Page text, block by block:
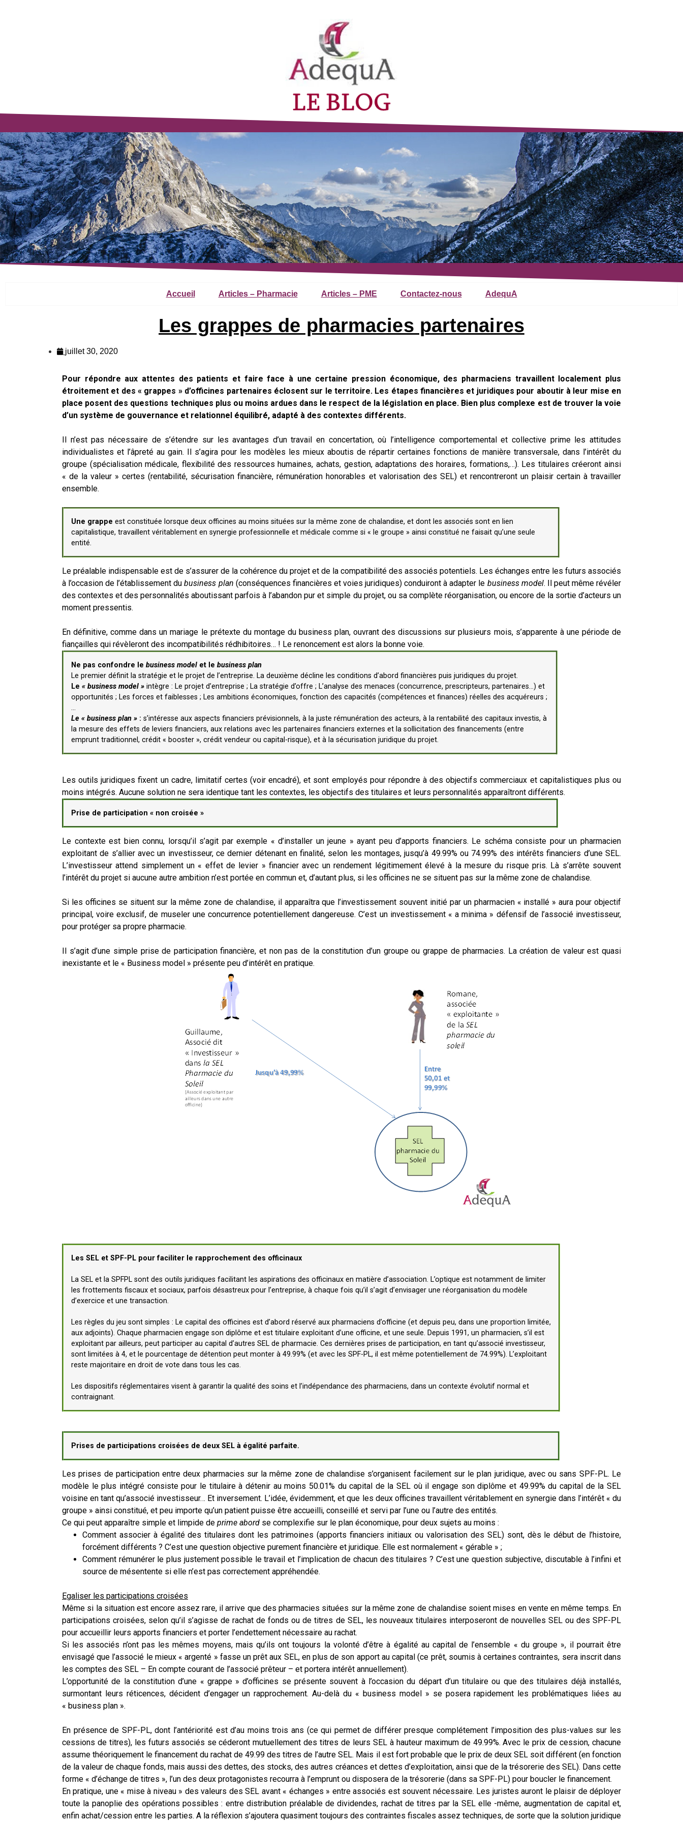
Accueil Articles – Pharmacie Articles – PME Contactez-nous AdequA
Les grappes de pharmacies partenaires
juillet 30, 2020
Pour répondre aux attentes des patients et faire face à une certaine pression économique, des pharmaciens travaillent localement plus
étroitement et des « grappes » d’officines partenaires éclosent sur le territoire. Les étapes financières et juridiques pour aboutir à leur mise en
place posent des questions techniques plus ou moins ardues dans le respect de la législation en place. Bien plus complexe est de trouver la voie
d’un système de gouvernance et relationnel équilibré, adapté à des contextes différents.
Il n’est pas nécessaire de s’étendre sur les avantages d’un travail en concertation, où l’intelligence comportemental et collective prime les attitudes
individualistes et l’âpreté au gain. Il s’agira pour les modèles les mieux aboutis de répartir certaines fonctions de manière transversale, dans l’intérêt du
groupe (spécialisation médicale, flexibilité des ressources humaines, achats, gestion, adaptations des horaires, formations,…). Les titulaires créeront ainsi
« de la valeur » certes (rentabilité, sécurisation financière, rémunération honorables et valorisation des SEL) et rencontreront un plaisir certain à travailler
ensemble.
Une grappe est constituée lorsque deux officines au moins situées sur la même zone de chalandise, et dont les associés sont en lien
capitalistique, travaillent véritablement en synergie professionnelle et médicale comme si « le groupe » ainsi constitué ne faisait qu’une seule
entité.
Le préalable indispensable est de s’assurer de la cohérence du projet et de la compatibilité des associés potentiels. Les échanges entre les futurs associés
à l’occasion de l’établissement dubusiness plan (conséquences financières et voies juridiques) conduiront à adapter le business model. Il peut même révéler
des contextes et des personnalités aboutissant parfois à l’abandon pur et simple du projet, ou sa complète réorganisation, ou encore de la sortie d’acteurs un
moment pressentis.
En définitive, comme dans un mariage le prétexte du montage du business plan, ouvrant des discussions sur plusieurs mois, s’apparente à une période de
fiançailles qui révèleront des incompatibilités rédhibitoires… ! Le renoncement est alors la bonne voie.
Ne pas confondre le business model et le business plan
Le premier définit la stratégie et le projet de l’entreprise. La deuxième décline les conditions d’abord financières puis juridiques du projet.
Le « business model » intègre : Le projet d’entreprise ; La stratégie d’offre ; L’analyse des menaces (concurrence, prescripteurs, partenaires…) et
opportunités ; Les forces et faiblesses ; Les ambitions économiques, fonction des capacités (compétences et finances) réelles des acquéreurs ;
…
Le « business plan » : s’intéresse aux aspects financiers prévisionnels, à la juste rémunération des acteurs, à la rentabilité des capitaux investis, à
la mesure des effets de leviers financiers, aux relations avec les partenaires financiers externes et la sollicitation des financements (entre
emprunt traditionnel, crédit « booster », crédit vendeur ou capital-risque), et à la sécurisation juridique du projet.
Les outils juridiques fixent un cadre, limitatif certes (voir encadré), et sont employés pour répondre à des objectifs commerciaux et capitalistiques plus ou
moins intégrés. Aucune solution ne sera identique tant les contextes, les objectifs des titulaires et leurs personnalités apparaîtront différents.
Prise de participation « non croisée »
Le contexte est bien connu, lorsqu’il s’agit par exemple « d’installer un jeune » ayant peu d’apports financiers. Le schéma consiste pour un pharmacien
exploitant de s’allier avec un investisseur, ce dernier détenant en finalité, selon les montages, jusqu’à 49.99% ou 74.99% des intérêts financiers d’une SEL.
L’investisseur attend simplement un « effet de levier » financier avec un rendement légitimement élevé à la mesure du risque pris. Là s’arrête souvent
l’intérêt du projet si aucune autre ambition n’est portée en commun et, d’autant plus, si les officines ne se situent pas sur la même zone de chalandise.
Si les officines se situent sur la même zone de chalandise, il apparaîtra que l’investissement souvent initié par un pharmacien « installé » aura pour objectif
principal, voire exclusif, de museler une concurrence potentiellement dangereuse. C’est un investissement « a minima » défensif de l’associé investisseur,
pour protéger sa propre pharmacie.
Il s’agit d’une simple prise de participation financière, et non pas de la constitution d’un groupe ou grappe de pharmacies. La création de valeur est quasi
inexistante et le « Business model » présente peu d’intérêt en pratique.
Les SEL et SPF-PL pour faciliter le rapprochement des officinaux
La SEL et la SPFPL sont des outils juridiques facilitant les aspirations des officinaux en matière d’association. L’optique est notamment de limiter
les frottements fiscaux et sociaux, parfois désastreux pour l’entreprise, à chaque fois qu’il s’agit d’envisager une réorganisation du modèle
d’exercice et une transaction.
Les règles du jeu sont simples : Le capital des officines est d’abord réservé aux pharmaciens d’officine (et depuis peu, dans une proportion limitée,
aux adjoints). Chaque pharmacien engage son diplôme et est titulaire exploitant d’une officine, et une seule. Depuis 1991, un pharmacien, s’il est
exploitant par ailleurs, peut participer au capital d’autres SEL de pharmacie. Ces dernières prises de participation, en tant qu’associé investisseur,
sont limitées à 4, et le pourcentage de détention peut monter à 49.99% (et avec les SPF-PL, il est même potentiellement de 74.99%). L’exploitant
reste majoritaire en droit de vote dans tous les cas.
Les dispositifs réglementaires visent à garantir la qualité des soins et l’indépendance des pharmaciens, dans un contexte évolutif normal et
contraignant.
Prises de participations croisées de deux SEL à égalité parfaite.
Les prises de participation entre deux pharmacies sur la même zone de chalandise s’organisent facilement sur le plan juridique, avec ou sans SPF-PL. Le
modèle le plus intégré consiste pour le titulaire à détenir au moins 50.01% du capital de la SEL où il engage son diplôme et 49.99% du capital de la SEL
voisine en tant qu’associé investisseur… Et inversement. L’idée, évidemment, et que les deux officines travaillent véritablement en synergie dans l’intérêt « du
groupe » ainsi constitué, et peu importe qu’un patient puisse être accueilli, conseillé et servi par l’une ou l’autre des entités.
Ce qui peut apparaître simple et limpide de prime abord se complexifie sur le plan économique, pour deux sujets au moins :
Comment associer à égalité des titulaires dont les patrimoines (apports financiers initiaux ou valorisation des SEL) sont, dès le début de l’histoire,
forcément différents ? C’est une question objective purement financière et juridique. Elle est normalement « gérable » ;
Comment rémunérer le plus justement possible le travail et l’implication de chacun des titulaires ? C’est une question subjective, discutable à l’infini et
source de mésentente si elle n’est pas correctement appréhendée.
Egaliser les participations croisées
Même si la situation est encore assez rare, il arrive que des pharmacies situées sur la même zone de chalandise soient mises en vente en même temps. En
participations croisées, selon qu’il s’agisse de rachat de fonds ou de titres de SEL, les nouveaux titulaires interposeront de nouvelles SEL ou des SPF-PL
pour accueillir leurs apports financiers et porter l’endettement nécessaire au rachat.
Si les associés n’ont pas les mêmes moyens, mais qu’ils ont toujours la volonté d’être à égalité au capital de l’ensemble « du groupe », il pourrait être
envisagé que l’associé le mieux « argenté » fasse un prêt aux SEL, en plus de son apport au capital (ce prêt, soumis à certaines contraintes, sera inscrit dans
les comptes des SEL – En compte courant de l’associé prêteur – et portera intérêt annuellement).
L’opportunité de la constitution d’une « grappe » d’officines se présente souvent à l’occasion du départ d’un titulaire ou que des titulaires déjà installés,
surmontant leurs réticences, décident d’engager un rapprochement. Au-delà du « business model » se posera rapidement les problématiques liées au
« business plan ».
En présence de SPF-PL, dont l’antériorité est d’au moins trois ans (ce qui permet de différer presque complétement l’imposition des plus-values sur les
cessions de titres), les futurs associés se céderont mutuellement des titres de leurs SEL à hauteur maximum de 49.99%. Avec le prix de cession, chacune
assume théoriquement le financement du rachat de 49.99 des titres de l’autre SEL. Mais il est fort probable que le prix de deux SEL soit différent (en fonction
de la valeur de chaque fonds, mais aussi des dettes, des stocks, des autres créances et dettes d’exploitation, ainsi que de la trésorerie des SEL). Dans cette
forme « d’échange de titres », l’un des deux protagonistes recourra à l’emprunt ou disposera de la trésorerie (dans sa SPF-PL) pour boucler le financement.
En pratique, une « mise à niveau » des valeurs des SEL avant « échanges » entre associés est souvent nécessaire. Les juristes auront le plaisir de déployer
toute la panoplie des opérations possibles : entre distribution préalable de dividendes, rachat de titres par la SEL elle -même, augmentation de capital et,
enfin achat/cession entre les parties. A la réflexion s’ajoutera quasiment toujours des contraintes fiscales assez techniques, de sorte que la solution juridique